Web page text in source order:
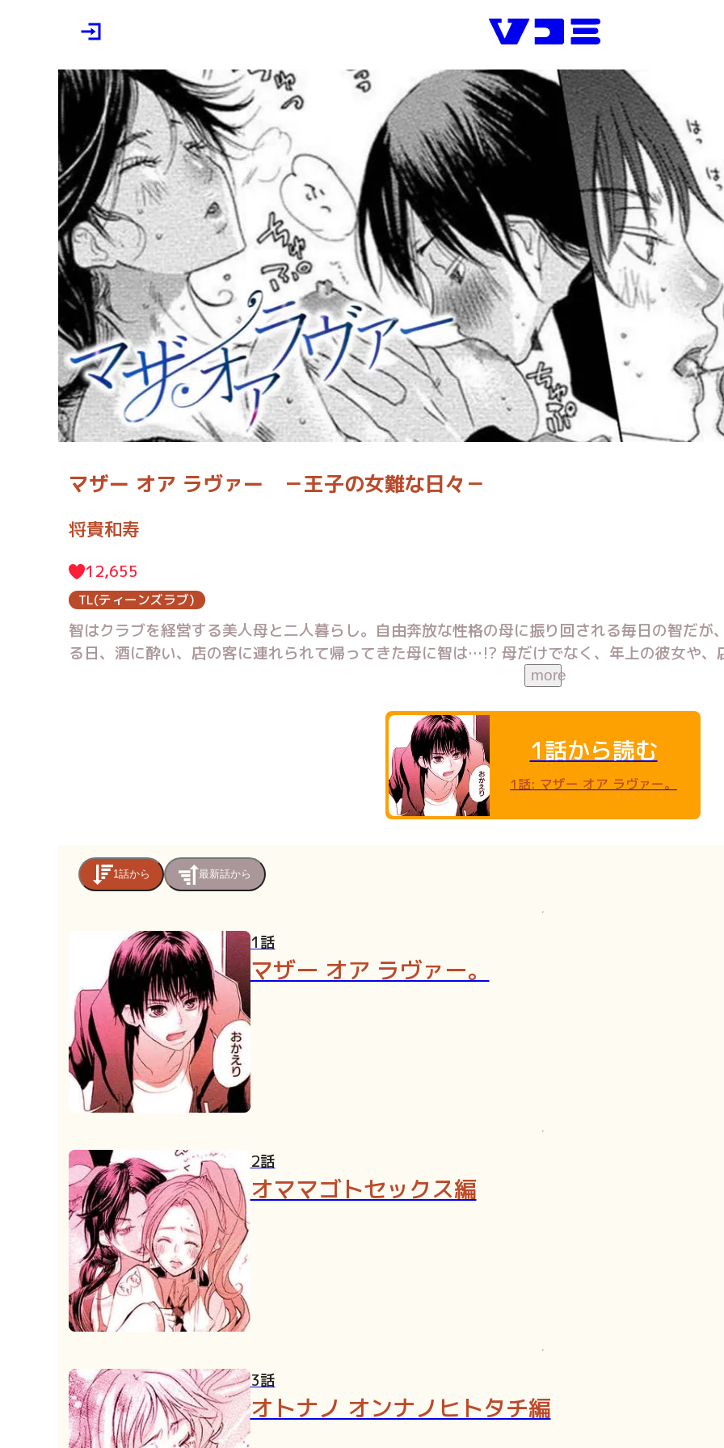
マザー オア ラヴァー －王子の女難な日々－
将貴和寿
12,655
TL(ティーンズラブ)
智はクラブを経営する美人母と二人暮らし。自由奔放な性格の母に振り回される毎日の智だ
る日、酒に酔い、店の客に連れられて帰ってきた母に智は…!? 母だけでなく、年上の彼女や
more
1話から読む
1話: マザー オア ラヴァー。
1話から 最新話から
1話
マザー オア ラヴァー。
2話
オママゴトセックス編
3話
オトナノ オンナノヒトタチ編